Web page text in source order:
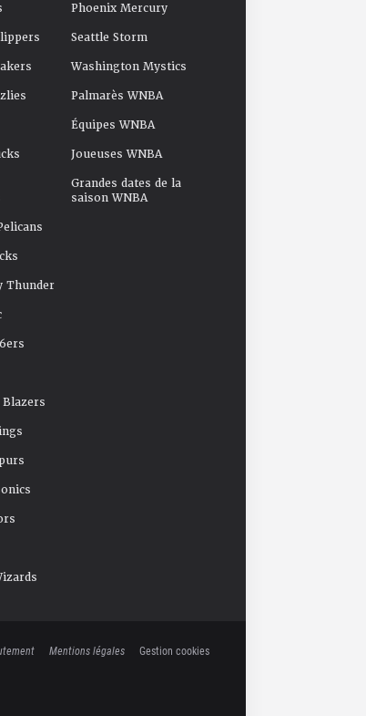
Thunder
Phoenix Mercury
Seattle Storm
Washington Mystics
Palmarès WNBA
Équipes WNBA
Joueuses WNBA
Grandes dates de la
saison WNBA
Mentions légales Gestion cookies